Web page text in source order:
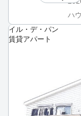
ハ
イル・デ・パン
賃貸アパート